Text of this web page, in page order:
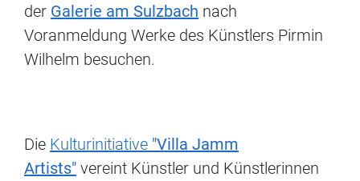
der Galerie am Sulzbach nach
Voranmeldung Werke des Künstlers Pirmin
Wilhelm besuchen.
Die Kulturinitiative "Villa Jamm
Artists" vereint Künstler und Künstlerinnen